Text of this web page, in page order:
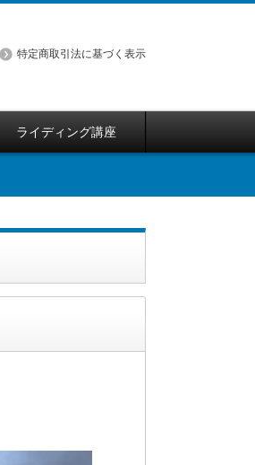
特定商取引法に基づく表示
ライディング講座